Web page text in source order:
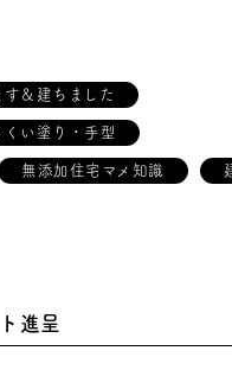
す＆建ちました
くい塗り・手型
無添加住宅マメ知識
進呈